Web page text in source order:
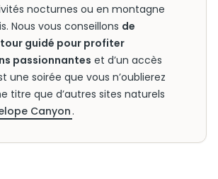
nocturnes ou en montagne
Nous vous conseillons de
guidé pour profiter
passionnantes et d’un accès
une soirée que vous n’oublierez
titre que d’autres sites naturels
Canyon.